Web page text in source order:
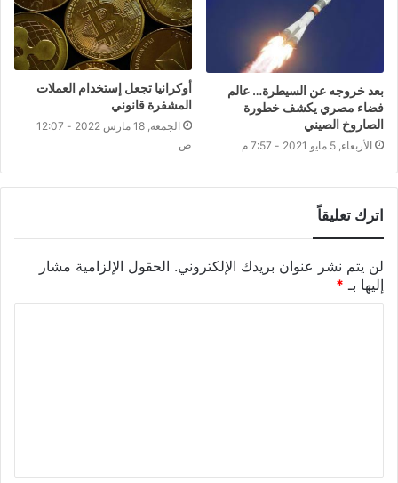
بعد خروجه عن السيطرة… عالم
فضاء مصري يكشف خطورة
الصاروخ الصيني
الأربعاء, 5 مايو 2021 - 7:57 م
أوكرانيا تجعل إستخدام العملات
المشفرة قانوني
الجمعة, 18 مارس 2022 - 12:07
ص
اترك تعليقاً
لن يتم نشر عنوان بريدك الإلكتروني. الحقول الإلزامية مشار
إليها بـ *